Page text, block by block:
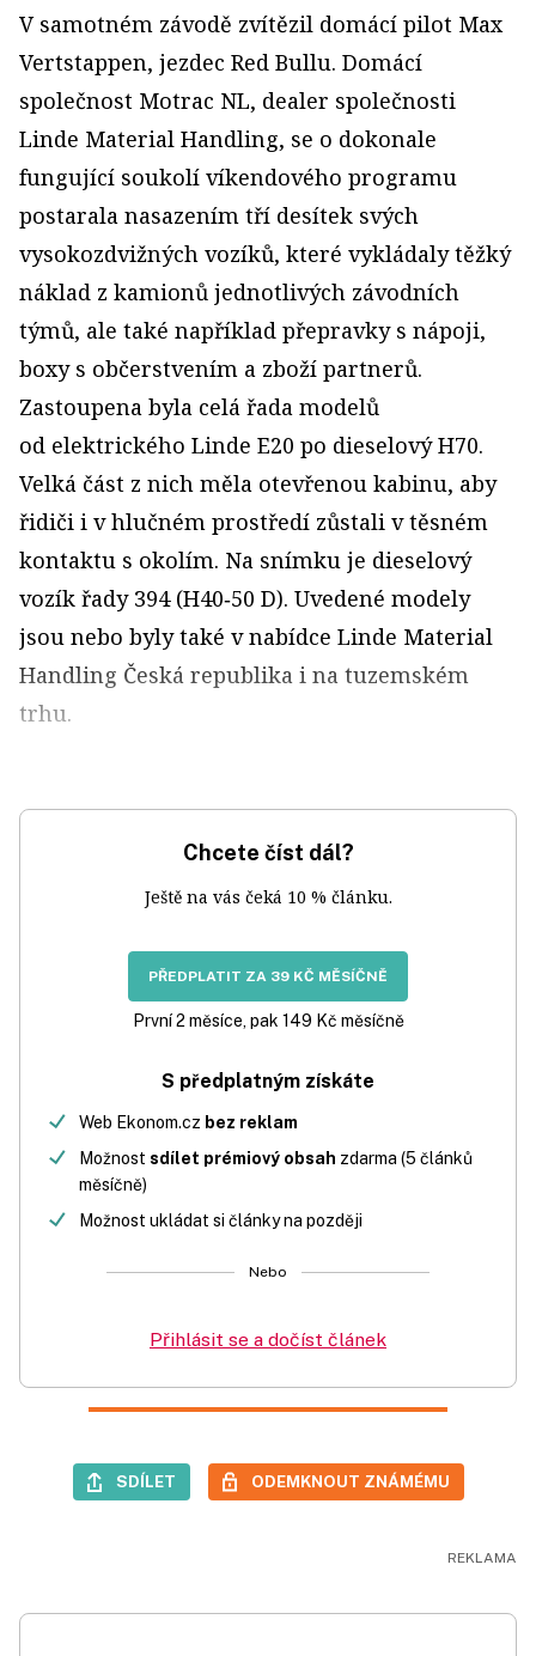
V samotném závodě zvítězil domácí pilot Max
Vertstappen, jezdec Red Bullu. Domácí
společnost Motrac NL, dealer společnosti
Linde Material Handling, se o dokonale
fungující soukolí víkendového programu
postarala nasazením tří desítek svých
vysokozdvižných vozíků, které vykládaly těžký
náklad z kamionů jednotlivých závodních
týmů, ale také například přepravky s nápoji,
boxy s občerstvením a zboží partnerů.
Zastoupena byla celá řada modelů
od elektrického Linde E20 po dieselový H70.
Velká část z nich měla otevřenou kabinu, aby
řidiči i v hlučném prostředí zůstali v těsném
kontaktu s okolím. Na snímku je dieselový
vozík řady 394 (H40‑50 D). Uvedené modely
jsou nebo byly také v nabídce Linde Material
Handling Česká republika i na tuzemském
trhu.
Chcete číst dál?
Ještě na vás čeká 10 % článku.
PŘEDPLATIT ZA 39 KČ MĚSÍČNĚ
První 2 měsíce, pak 149 Kč měsíčně
S předplatným získáte
Web Ekonom.cz bez reklam
Možnost sdílet prémiový obsah zdarma (5 článků
měsíčně)
Možnost ukládat si články na později
Nebo
Přihlásit se a dočíst článek
SDÍLET ODEMKNOUT ZNÁMÉMU